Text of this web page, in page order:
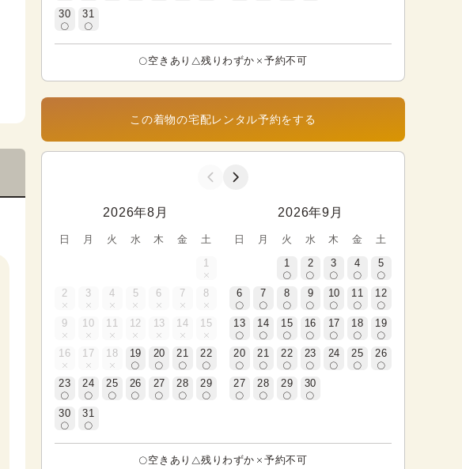
30 31
空きあり 残りわずか 予約不可
この着物の宅配レンタル予約をする
2026年8月
日 月 火 水 木 金
土
1
2 3 4 5 6 7 8
9 10 11 12 13 14 15
16 17 18 19 20 21 22
23 24 25 26 27 28 29
30 31
2026年9月
日 月 火 水 木 金
土
1
2 3 4 5
6 7 8 9 10 11 12
13 14 15 16 17 18 19
20 21 22 23 24 25 26
27 28 29 30
空きあり 残りわずか 予約不可